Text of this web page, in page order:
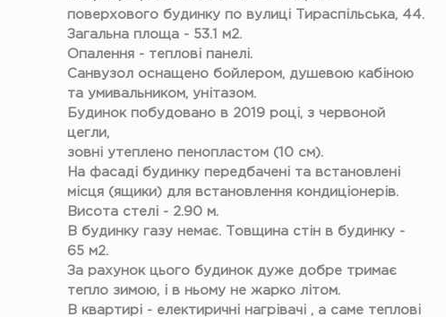
поверхового будинку по вулиці Тираспільська, 44.
Загальна площа - 53.1 м2.
Опалення - теплові панелі.
Санвузол оснащено бойлером, душевою кабіною
та умивальником, унітазом.
Будинок побудовано в 2019 році, з червоной
цегли,
зовні утеплено пенопластом (10 см).
На фасаді будинку передбачені та встановлені
місця (ящики) для встановлення кондиціонерів.
Висота стелі - 2.90 м.
В будинку газу немає. Товщина стін в будинку -
65 м2.
За рахунок цього будинок дуже добре тримає
тепло зимою, і в ньому не жарко літом.
В квартирі - електиричні нагрівачі , а саме теплові